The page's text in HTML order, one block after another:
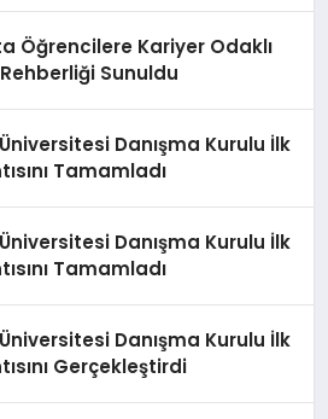
Öğrencilere Kariyer Odaklı
Sunuldu
Danışma Kurulu İlk
Tamamladı
Danışma Kurulu İlk
Tamamladı
Danışma Kurulu İlk
Gerçekleştirdi